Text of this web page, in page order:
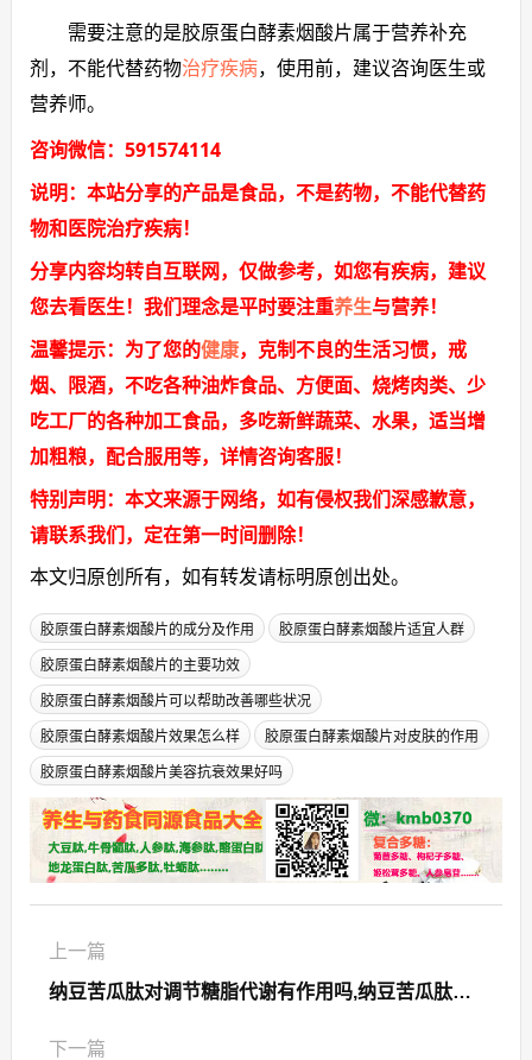
需要注意的是胶原蛋白酵素烟酸片属于营养补充
剂，不能代替药物治疗疾病，使用前，建议咨询医生或
营养师。
咨询微信：591574114
说明：本站分享的产品是食品，不是药物，不能代替药
物和医院治疗疾病！
分享内容均转自互联网，仅做参考，如您有疾病，建议
您去看医生！我们理念是平时要注重养生与营养！
温馨提示：为了您的健康，克制不良的生活习惯，戒
烟、限酒，不吃各种油炸食品、方便面、烧烤肉类、少
吃工厂的各种加工食品，多吃新鲜蔬菜、水果，适当增
加粗粮，配合服用等，详情咨询客服！
特别声明：本文来源于网络，如有侵权我们深感歉意，
请联系我们，定在第一时间删除！
本文归原创所有，如有转发请标明原创出处。
‌胶原蛋白酵素烟酸片‌的成分及作用 ‌胶原蛋白酵素烟酸片‌适宜人群
‌胶原蛋白酵素烟酸片‌的主要功效
‌胶原蛋白酵素烟酸片‌可以帮助改善哪些状况
‌胶原蛋白酵素烟酸片‌效果怎么样 胶原蛋白酵素烟酸片对皮肤的作用
胶原蛋白酵素烟酸片美容抗衰效果好吗
上一篇
纳豆苦瓜肽对调节糖脂代谢有作用吗,纳豆苦瓜肽调节糖脂代谢效果如何？
下一篇